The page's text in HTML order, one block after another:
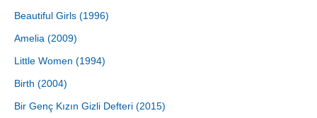
Beautiful Girls (1996)
Amelia (2009)
Little Women (1994)
Birth (2004)
Bir Genç Kızın Gizli Defteri (2015)